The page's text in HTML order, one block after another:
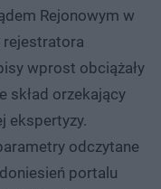
Rejonowym w
rejestratora
wprost obciążały
skład orzekający
ekspertyzy.
odczytane
portalu